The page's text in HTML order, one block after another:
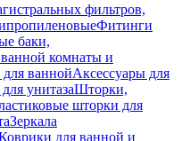
фильтров,
Фитинги
баки,
комнаты и
для ваннойАксессуары для
унитазаШторки,
шторки для
Зеркала
для ванной и